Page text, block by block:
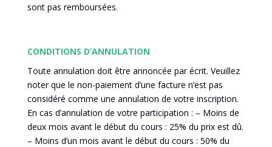
sont pas remboursées.
CONDITIONS D’ANNULATION
Toute annulation doit être annoncée par écrit. Veuillez
noter que le non-paiement d’une facture n’est pas
considéré comme une annulation de votre inscription.
En cas d’annulation de votre participation : – Moins de
deux mois avant le début du cours : 25% du prix est dû.
– Moins d’un mois avant le début du cours : 50% du